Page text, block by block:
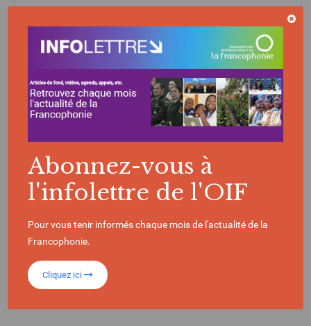
La Francophonie en chiffres
396
Millions de locuteurs
dans le monde
90
Abonnez-vous à
l'infolettre de l'OIF
Pour vous tenir informés chaque mois de l'actualité de la
Francophonie.
Cliquez ici